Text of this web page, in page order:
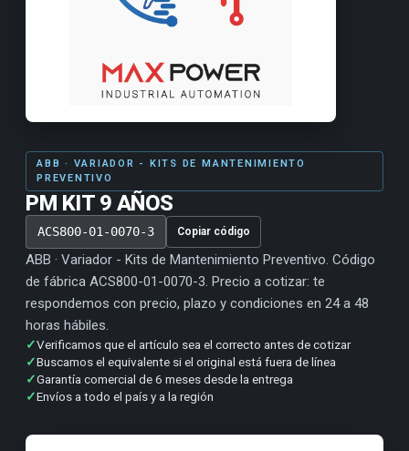
ABB · VARIADOR - KITS DE MANTENIMIENTO
PREVENTIVO
PM KIT 9 AÑOS
ACS800-01-0070-3 Copiar código
ABB · Variador - Kits de Mantenimiento Preventivo. Código
de fábrica ACS800-01-0070-3. Precio a cotizar: te
respondemos con precio, plazo y condiciones en 24 a 48
horas hábiles.
✓Verificamos que el artículo sea el correcto antes de cotizar
✓Buscamos el equivalente si el original está fuera de línea
✓Garantía comercial de 6 meses desde la entrega
✓Envíos a todo el país y a la región